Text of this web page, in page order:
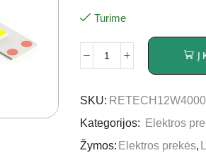
Turime
Į
SKU:
Kategorijos:
Elektros
Žymos: Elektros prekės,